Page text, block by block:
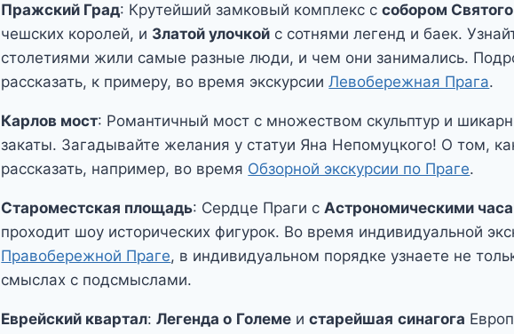
Пражский Град: Крутейший замковый комплекс ссобором
чешских королей, и Златой улочкой с сотнями легенд и баек.
столетиями жили самые разные люди, и чем они занимались.
рассказать, к примеру, во время экскурсииЛевобережная Прага.
Карлов мост: Романтичный мост с множеством скульптур и
закаты. Загадывайте желания у статуи Яна Непомуцкого! О том,
рассказать, например, во время Обзорной экскурсии по Праге.
Староместская площадь: Сердце Праги сАстрономическими
проходит шоу исторических фигурок. Во время индивидуальной
Правобережной Праге, в индивидуальном порядке узнаете не
смыслах с подсмыслами.
Еврейский квартал:Легенда о Големе истарейшая синагога